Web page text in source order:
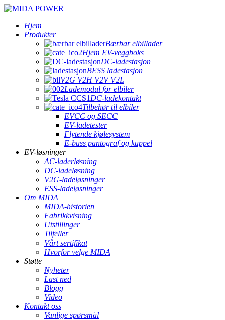
Hjem
Produkter
Bærbar elbillader
Hjem EV-veggboks
DC-ladestasjon
BESS ladestasjon
V2G V2H V2V V2L
Lademodul for elbiler
DC-ladekontakt
Tilbehør til elbiler
EVCC og SECC
EV-ladetester
Flytende kjølesystem
E-buss pantograf og kuppel
EV-løsninger
AC-laderløsning
DC-ladeløsning
V2G-ladeløsninger
ESS-ladeløsninger
Om MIDA
MIDA-historien
Fabrikkvisning
Utstillinger
Tilfeller
Vårt sertifikat
Hvorfor velge MIDA
Støtte
Nyheter
Last ned
Blogg
Video
Kontakt oss
Vanlige spørsmål